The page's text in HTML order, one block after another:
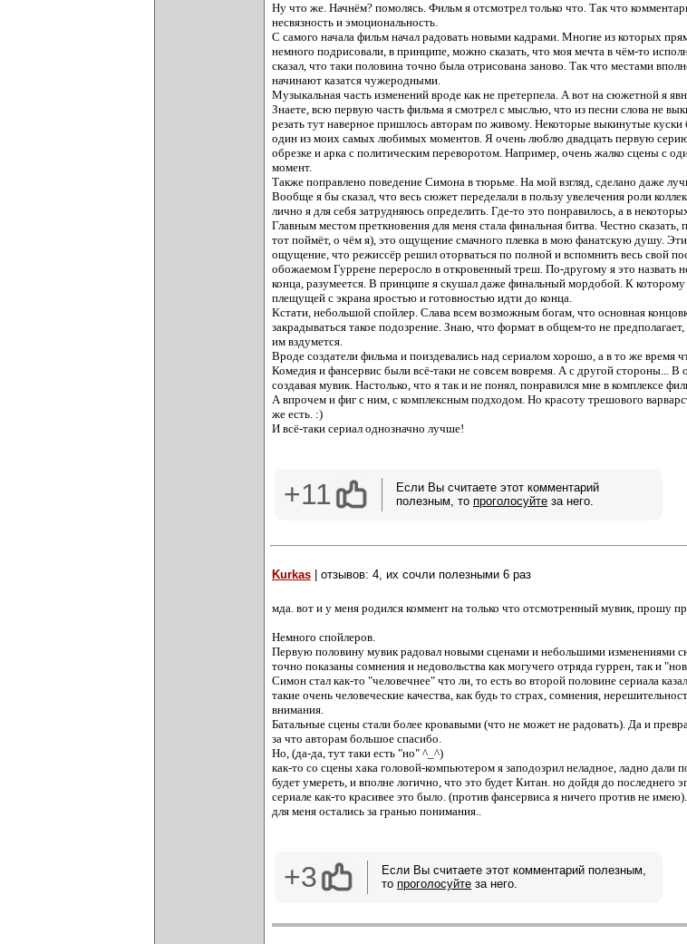
Ну что же. Начнём? помолясь. Фильм я отсмотрел только что. Так что
несвязность и эмоциональность.
С самого начала фильм начал радовать новыми кадрами. Многие из которых
немного подрисовали, в принципе, можно сказать, что моя мечта в чём-то
сказал, что таки половина точно была отрисована заново. Так что местами
начинают казатся чужеродными.
Музыкальная часть изменений вроде как не претерпела. А вот на сюжетной я
Знаете, всю первую часть фильма я смотрел с мыслью, что из песни слова не
резать тут наверное пришлось авторам по живому. Некоторые выкинутые
один из моих самых любимых моментов. Я очень люблю двадцать первую
обрезке и арка с политическим переворотом. Например, очень жалко сцены с
момент.
Также поправлено поведение Симона в тюрьме. На мой взгляд, сделано даже
Вообще я бы сказал, что весь сюжет переделали в пользу увелечения роли
лично я для себя затрудняюсь определить. Где-то это понравилось, а в
Главным местом преткновения для меня стала финальная битва. Честно
тот поймёт, о чём я), это ощущение смачного плевка в мою фанатскую душу.
ощущение, что режиссёр решил оторваться по полной и вспомнить весь свой
обожаемом Гуррене переросло в откровенный треш. По-другому я это назвать
конца, разумеется. В принципе я скушал даже финальный мордобой. К
плещущей с экрана яростью и готовностью идти до конца.
Кстати, небольшой спойлер. Слава всем возможным богам, что основная
закрадываться такое подозрение. Знаю, что формат в общем-то не
им вздумется.
Вроде создатели фильма и поиздевались над сериалом хорошо, а в то же
Комедия и фансервис были всё-таки не совсем вовремя. А с другой стороны... В
создавая мувик. Настолько, что я так и не понял, понравился мне в комплексе
А впрочем и фиг с ним, с комплексным подходом. Но красоту трешового
же есть. :)
И всё-таки сериал однозначно лучше!
+11
Если Вы считаете этот комментарий
полезным, то проголосуйте за него.
Kurkas | отзывов: 4, их сочли полезными 6 раз
мда. вот и у меня родился коммент на только что отсмотренный мувик, прошу
Немного спойлеров.
Первую половину мувик радовал новыми сценами и небольшими изменениями
точно показаны сомнения и недовольства как могучего отряда гуррен, так и
Симон стал как-то "человечнее" что ли, то есть во второй половине сериала
такие очень человеческие качества, как будь то страх, сомнения,
внимания.
Батальные сцены стали более кровавыми (что не может не радовать). Да и
за что авторам большое спасибо.
Но, (да-да, тут таки есть "но" ^_^)
как-то со сцены хака головой-компьютером я заподозрил неладное, ладно
будет умереть, и вполне логично, что это будет Китан. но дойдя до последнего
сериале как-то красивее это было. (против фансервиса я ничего против не
для меня остались за гранью понимания..
+3
Если Вы считаете этот комментарий полезным,
то проголосуйте за него.